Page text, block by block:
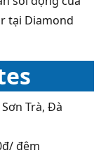
tại Diamond
Trà, Đà
đêm